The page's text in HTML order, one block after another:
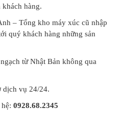
khách hàng.
– Tổng kho máy xúc cũ nhập
quý khách hàng những sản
từ Nhật Bản không qua
dịch vụ 24/24.
0928.68.2345